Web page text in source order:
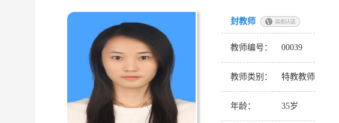
封教师
教师编号： 00039
教师类别： 特教教师
年龄： 35岁